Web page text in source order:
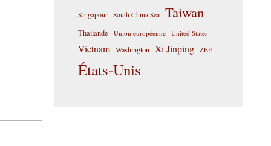
Singapour South China Sea Taiwan
Thaïlande Union européenne United States
Vietnam Washington Xi Jinping ZEE
États-Unis